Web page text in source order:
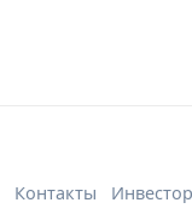
Контакты